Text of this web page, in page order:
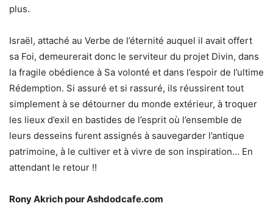
plus.
Israël, attaché au Verbe de l’éternité auquel il avait offert
sa Foi, demeurerait donc le serviteur du projet Divin, dans
la fragile obédience à Sa volonté et dans l’espoir de l’ultime
Rédemption. Si assuré et si rassuré, ils réussirent tout
simplement à se détourner du monde extérieur, à troquer
les lieux d’exil en bastides de l’esprit où l’ensemble de
leurs desseins furent assignés à sauvegarder l’antique
patrimoine, à le cultiver et à vivre de son inspiration… En
attendant le retour !!
Rony Akrich pour Ashdodcafe.com